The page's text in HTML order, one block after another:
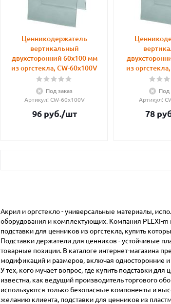
Ценникодержатель
вертикальный
двухсторонний 60х100 мм
из оргстекла, CW-60x100V
Под заказ
Артикул: CW-60x100V
96руб./шт
из
Под
Артикул:
78
Акрил и оргстекло - универсальные материалы,
оборудования и комплектующих. Компания PLEXI-m
подставки для ценников из оргстекла, купить
Подставки держатели для ценников - устойчивые
товарные позиции. В каталоге интернет-магазина
модификаций и размеров, включая односторонние
У тех, кого мучает вопрос, где купить подставки
известна, как ведущий производитель торгового
используются только безопасные компоненты и
желанию клиента, подставки для ценников из